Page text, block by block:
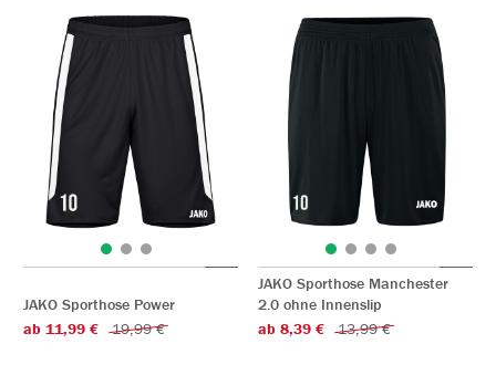
JAKO Sporthose Power
ab 11,99 €
19,99 €
JAKO Sporthose Manchester
2.0 ohne Innenslip
ab 8,39 €
13,99 €